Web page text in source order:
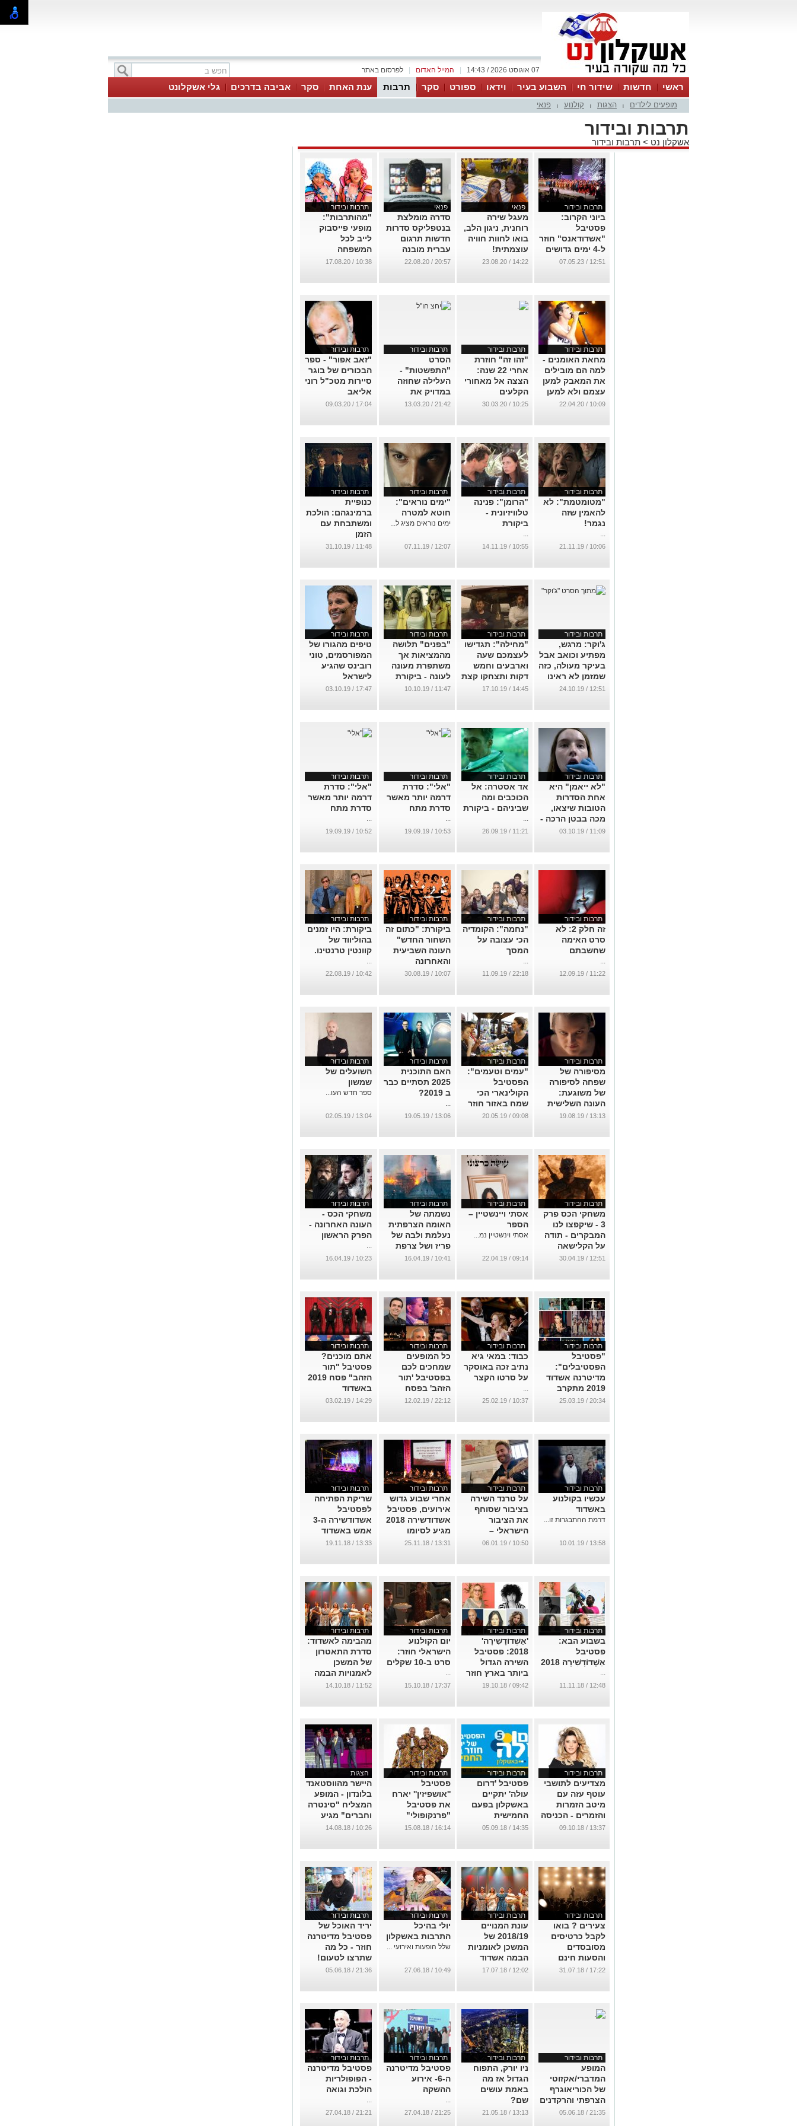
לפרסום באתר המייל האדום 07 אוגוסט 2026 / 14:43
ראשי חדשות שידור חי השבוע בעיר וידאו ספורט סקר תרבות ענת האחת סקר אביבה בדרכים גלי אשקלונט
מופעים לילדים הצגות קולנוע פנאי
תרבות ובידור
אשקלון נט > תרבות ובידור
תרבות ובידור
ביוני הקרוב:
פסטיבל
"אשדודאנס" חוזר
ל-4 ימים גדושים
במופעים
12:51 / 07.05.23
פנאי
מעגל שירה
רוחנית, ניגון הלב,
בואו לחוות חוויה
עוצמתית!
...
14:22 / 23.08.20
פנאי
סדרה מומלצת
בנטפליקס סדרות
חדשות תרגום
עברית מובנה
...
20:57 / 22.08.20
תרבות ובידור
"מהותרבות":
מופעי פייסבוק
לייב לכל
המשפחה
...
10:38 / 17.08.20
תרבות ובידור
מחאת האומנים -
למה הם מובילים
את המאבק למען
עצמם ולא למען
כולם?
10:09 / 22.04.20
תרבות ובידור
"זהו זה" חוזרת
אחרי 22 שנה:
הצצה אל מאחורי
הקלעים
...
10:25 / 30.03.20
תרבות ובידור
הסרט
"התפשטות" -
העלילה שחוזה
במדויק את
התפרצות הקורונה
21:42 / 13.03.20
תרבות ובידור
"זאב אפור" - ספר
הבכורים של בוגר
סיירות מטכ"ל רוני
אליאב
...
17:04 / 09.03.20
תרבות ובידור
"מטומטמת": לא
להאמין שזה
נגמר!
...
10:06 / 21.11.19
תרבות ובידור
"הרומן": פנינה
טלוויזיונית -
ביקורת
...
10:55 / 14.11.19
תרבות ובידור
"ימים נוראים":
חוטא למטרה
ימים נוראים מציג ל...
12:07 / 07.11.19
תרבות ובידור
כנופיית
ברמינגהם: הולכת
ומשתבחת עם
הזמן
...
11:48 / 31.10.19
תרבות ובידור
ג'וקר: מרגש,
מפתיע וכואב אבל
בעיקר מעולה, כזה
שמזמן לא ראינו
על המסך
12:51 / 24.10.19
תרבות ובידור
"מחילה": תגדישו
לעצמכם שעה
וארבעים וחמש
דקות ותצחקו קצת
על המצב המתוח
...
14:45 / 17.10.19
תרבות ובידור
"בפנים" תלושה
מהמציאות אך
משתפרת מעונה
לעונה - ביקורת
...
11:47 / 10.10.19
תרבות ובידור
טיפים מהגורו של
המפורסמים, טוני
רובינס שהגיע
לישראל
...
17:47 / 03.10.19
תרבות ובידור
"לא ייאמן" היא
אחת הסדרות
הטובות שיצאו,
מכה בבטן הרכה -
ביקורת
11:09 / 03.10.19
תרבות ובידור
אד אסטרה: אל
הכוכבים ומה
שביניהם - ביקורת
...
11:21 / 26.09.19
תרבות ובידור
"אלי": סדרת
דרמה יותר מאשר
סדרת מתח
...
10:53 / 19.09.19
תרבות ובידור
"אלי": סדרת
דרמה יותר מאשר
סדרת מתח
...
10:52 / 19.09.19
תרבות ובידור
זה חלק 2: לא
סרט האימה
שחשבתם
...
11:22 / 12.09.19
תרבות ובידור
"נחמה": הקומדיה
הכי עצובה על
המסך
...
22:18 / 11.09.19
תרבות ובידור
ביקורת: "כתום זה
השחור החדש"
העונה השביעית
והאחרונה
...
10:07 / 30.08.19
תרבות ובידור
ביקורת: היו זמנים
בהוליווד של
קוונטין טרנטינו.
...
10:42 / 22.08.19
תרבות ובידור
מסיפורה של
שפחה לסיפורה
של משוגעת:
העונה השלישית
של סיפורה של
...
13:13 / 19.08.19
תרבות ובידור
"עמים וטעמים":
הפסטיבל
הקולינארי הכי
שמח באזור חוזר
בסוף החודש
...
09:08 / 20.05.19
תרבות ובידור
האם התוכנית
2025 תסתיים כבר
ב 2019?
...
13:06 / 19.05.19
תרבות ובידור
השועלים של
שמשון
ספר חדש העו...
13:04 / 02.05.19
תרבות ובידור
משחקי הכס פרק
3 - שיקפצו לנו
המבקרים - תודה
על הקלישאה
...
12:51 / 30.04.19
תרבות ובידור
אסתי ויינשטיין –
הספר
אסתי וינשטיין נמ...
09:14 / 22.04.19
תרבות ובידור
נשמתה של
האומה הצרפתית
נעלמת ולבה של
פריז ושל צרפת
נפצע
10:41 / 16.04.19
תרבות ובידור
משחקי הכס -
העונה האחרונה -
הפרק הראשון
...
10:23 / 16.04.19
תרבות ובידור
"פסטיבל
הפסטיבלים":
מדיטרנה אשדוד
2019 מתקרב
בצעדי ענק - אתם
...
20:34 / 25.03.19
תרבות ובידור
כבוד: במאי גיא
נתיב זכה באוסקר
על סרטו הקצר
...
10:37 / 25.02.19
תרבות ובידור
כל המופעים
שמחכים לכם
בפסטיבל 'תור
הזהב' בפסח
הקרוב באשדוד
22:12 / 12.02.19
תרבות ובידור
אתם מוכנים?
פסטיבל "תור
הזהב" פסח 2019
באשדוד
...
14:29 / 03.02.19
תרבות ובידור
עכשיו בקולנוע
באשדוד
דרמת ההתבגרות זו...
13:58 / 10.01.19
תרבות ובידור
על טרנד השירה
בציבור שסוחף
את הציבור
הישראלי –
יתרונות והמלצות
10:50 / 06.01.19
תרבות ובידור
אחרי שבוע גדוש
אירועים, פסטיבל
אשדודשירה 2018
מגיע לסיומו
...
13:31 / 25.11.18
תרבות ובידור
שריקת הפתיחה
לפסטיבל
אשדודשירה ה-3
אמש באשדוד
...
13:33 / 19.11.18
תרבות ובידור
בשבוע הבא:
פסטיבל
אַשְׁדוֹדָשִׁירָה 2018
...
12:48 / 11.11.18
תרבות ובידור
'אַשְׁדוֹדָשִׁירָה'
2018: פסטיבל
השירה הגדול
ביותר בארץ חוזר
ובגדול
09:42 / 19.10.18
תרבות ובידור
יום הקולנוע
הישראלי חוזר:
סרט ב-10 שקלים
...
17:37 / 15.10.18
תרבות ובידור
מהבימה לאשדוד:
סדרת התאטרון
של המשכן
לאמנויות הבמה
יוצאת לדרך
11:52 / 14.10.18
תרבות ובידור
מצדיעים לתושבי
עוטף עזה עם
מיטב הזמרות
והזמרים - הכניסה
חופשית
13:37 / 09.10.18
תרבות ובידור
פסטיבל 'דרום
עולה' יתקיים
באשקלון בפעם
החמישית
ברציפות בסוכות
14:35 / 05.09.18
תרבות ובידור
פסטיבל
''אושפיזין'' יארח
את פסטיבל
"פרנקופולי"
הנודע מצרפת
16:14 / 15.08.18
הצגות
היישר מהווסטאנד
בלונדון - המופע
המצליח "סינטרה
וחברים" מגיע
לישראל
10:26 / 14.08.18
תרבות ובידור
צעירים ? בואו
לקבל כרטיסים
מסובסדים
והסעות חינם
להופעות הכי שוות
...
17:22 / 31.07.18
תרבות ובידור
עונת המנויים
2018/19 של
המשכן לאומניות
הבמה אשדוד
מציג מגוון רחב
...
12:02 / 17.07.18
תרבות ובידור
יולי בהיכל
התרבות באשקלון
שלל הופעות ואירועי ...
10:49 / 27.06.18
תרבות ובידור
יריד האוכל של
פסטיבל מדיטרנה
חוזר - כל מה
שתרצו לטעום!
...
21:36 / 05.06.18
תרבות ובידור
המופע
המדברי/אקזוטי
של הכוריאוגרף
הצרפתי והרקדנים
מאלג'ירייה - עוד
21:35 / 05.06.18
תרבות ובידור
ניו יורק, התפוח
הגדול אז מה
באמת עושים
שם?
...
13:13 / 21.05.18
תרבות ובידור
פסטיבל מדיטרנה
ה-6- אירוע
ההשקה
...
21:25 / 27.04.18
תרבות ובידור
פסטיבל מדיטרנה
- הפופולריות
הולכת וגואה
...
21:21 / 27.04.18